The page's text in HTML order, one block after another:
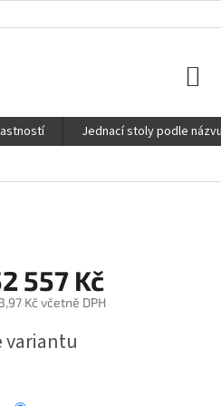
Jednací stoly podle názvu
557 Kč
Kčvčetně DPH
variantu